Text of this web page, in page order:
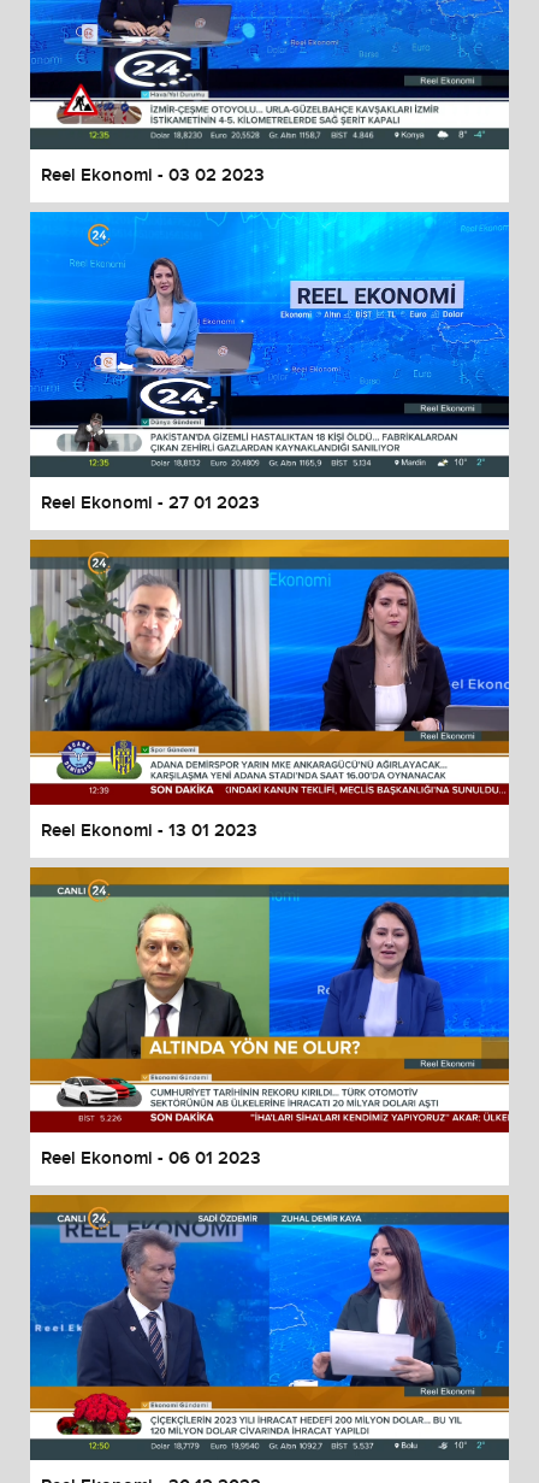
Reel Ekonomi - 03 02 2023
Reel Ekonomi - 27 01 2023
Reel Ekonomi - 13 01 2023
Reel Ekonomi - 06 01 2023